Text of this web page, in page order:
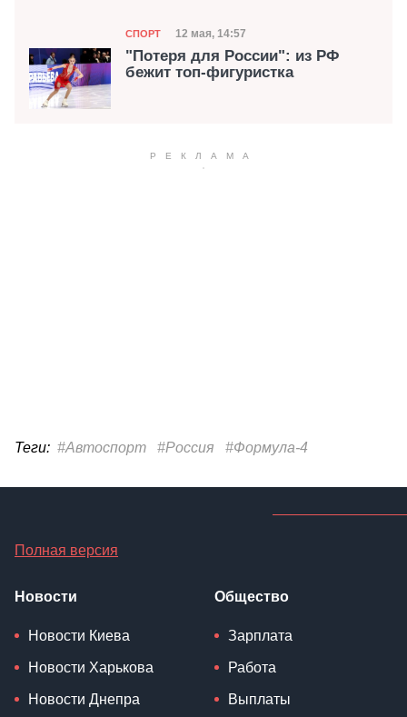
Категория
СПОРТ Дата публикации
12 мая, 14:57
"Потеря для России": из РФ
бежит топ-фигуристка
Теги: #Автоспорт #Россия #Формула-4
Полная версия
Новости
Новости Киева
Новости Харькова
Новости Днепра
Общество
Зарплата
Работа
Выплаты